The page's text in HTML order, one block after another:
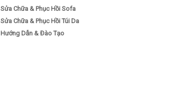
Sửa Chữa & Phục Hồi Sofa
Sửa Chữa & Phục Hồi Túi Da
Hướng Dẫn & Đào Tạo